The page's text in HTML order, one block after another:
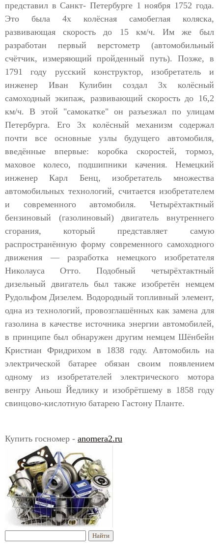
представил в Санкт- Петербурге 1 ноября 1752 года.
Это была 4х колёсная самобеглая коляска,
развивающая скорость до 15 км/ч. Им же был
разработан первый верстометр (автомобильный
счётчик, измеряющий пройденный путь). Позже, в
1791 году русский конструктор, изобретатель и
инженер Иван Кулибин создал 3х колёсный
самоходный экипаж, развивающий скорость до 16,2
км/ч. В этой "самокатке" он разъезжал по улицам
Петербурга. Его 3х колёсный механизм содержал
почти все основные узлы будущего автомобиля,
введённые впервые: коробка скоростей, тормоз,
маховое колесо, подшипники качения. Немецкий
инженер Карл Бенц, изобретатель множества
автомобильных технологий, считается изобретателем
и современного автомобиля. Четырёхтактный
бензиновый (газолиновый) двигатель внутреннего
сгорания, который представляет самую
распространённую форму современного самоходного
движения — разработка немецкого изобретателя
Николауса Отто. Подобный четырёхтактный
дизельный двигатель был также изобретён немцем
Рудольфом Дизелем. Водородный топливный элемент,
одна из технологий, провозглашённых как замена для
газолина в качестве источника энергии автомобилей,
в принципе был обнаружен другим немцем Шёнбейн
Кристиан Фридрихом в 1838 году. Автомобиль на
электрической батарее обязан своим появлением
одному из изобретателей электрического мотора
венгру Аньош Йедлику и изобрётшему в 1858 году
свинцово-кислотную батарею Гастону Планте.
Купить госномер - anomera2.ru